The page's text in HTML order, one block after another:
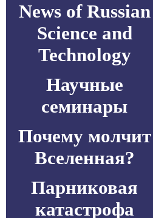
News of Russian
Science and
Technology
Научные
семинары
Почему молчит
Вселенная?
Парниковая
катастрофа